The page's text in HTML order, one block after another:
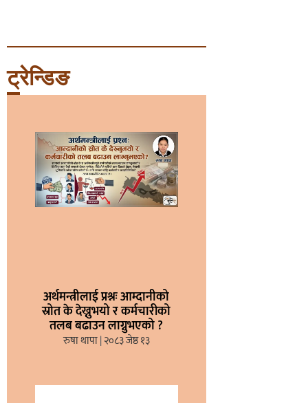
ट्रेन्डिङ
अर्थमन्त्रीलाई प्रश्नः आम्दानीको
स्रोत के देख्नुभयो र कर्मचारीको
तलब बढाउन लाग्नुभएको ?
रुषा थापा २०८३ जेष्ठ १३